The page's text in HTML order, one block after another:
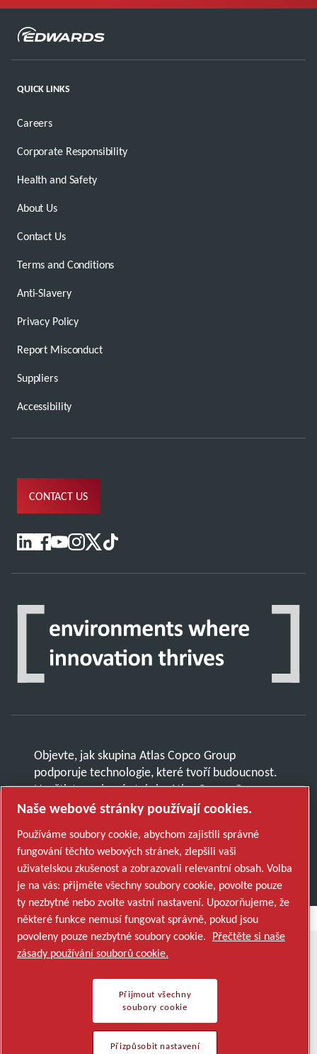
QUICK LINKS
Careers
Corporate Responsibility
Health and Safety
About Us
Contact Us
Terms and Conditions
Anti-Slavery
Privacy Policy
Report Misconduct
Suppliers
Accessibility
CONTACT US
Objevte, jak skupina Atlas Copco Group
podporuje technologie, které tvoří budoucnost.
Navštivte webové stránky Atlas Copco Group
Součást Atlas Copco Group
Přizpůsobit nastavení cookies
© 2026 Copyright. All rights reserved.
Naše webové stránky používají cookies.
Používáme soubory cookie, abychom zajistili správné
fungování těchto webových stránek, zlepšili vaši
uživatelskou zkušenost a zobrazovali relevantní obsah. Volba
je na vás: přijměte všechny soubory cookie, povolte pouze
ty nezbytné nebo zvolte vastní nastavení. Upozorňujeme, že
některé funkce nemusí fungovat správně, pokud jsou
povoleny pouze nezbytné soubory cookie. Přečtěte si naše
zásady používání souborů cookie.
Přijmout všechny
soubory cookie
Přizpůsobit nastavení